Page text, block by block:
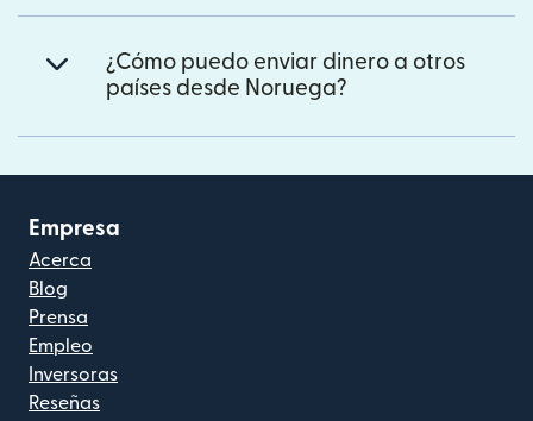
¿Cómo puedo enviar dinero a otros
países desde Noruega?
Empresa
Acerca
Blog
Prensa
Empleo
Inversoras
Reseñas